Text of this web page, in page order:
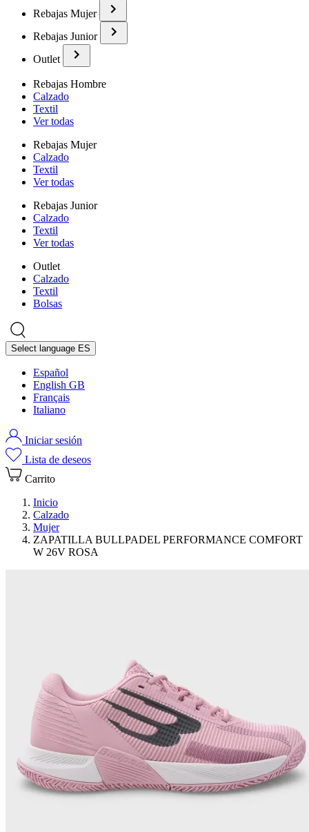
Rebajas Mujer
Rebajas Junior
Outlet
Rebajas Hombre
Calzado
Textil
Ver todas
Rebajas Mujer
Calzado
Textil
Ver todas
Rebajas Junior
Calzado
Textil
Ver todas
Outlet
Calzado
Textil
Bolsas
Select language ES
Español
English GB
Français
Italiano
Iniciar sesión
Lista de deseos
Carrito
Inicio
Calzado
Mujer
ZAPATILLA BULLPADEL PERFORMANCE COMFORT
W 26V ROSA